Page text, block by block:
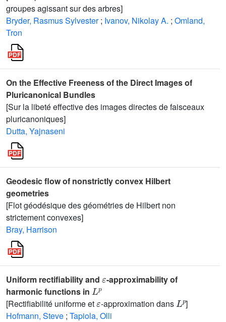
groupes agissant sur des arbres]
Bryder, Rasmus Sylvester ; Ivanov, Nikolay A. ; Omland,
Tron
On the Effective Freeness of the Direct Images of
Pluricanonical Bundles
[Sur la libeté effective des images directes de faisceaux
pluricanoniques]
Dutta, Yajnaseni
Geodesic flow of nonstrictly convex Hilbert
geometries
[Flot géodésique des géométries de Hilbert non
strictement convexes]
Bray, Harrison
Uniform rectifiability and
-approximability of
harmonic functions in
Lp
[Rectifiabilité uniforme et
ε
-approximation dans
]
Hofmann, Steve ; Tapiola, Olli